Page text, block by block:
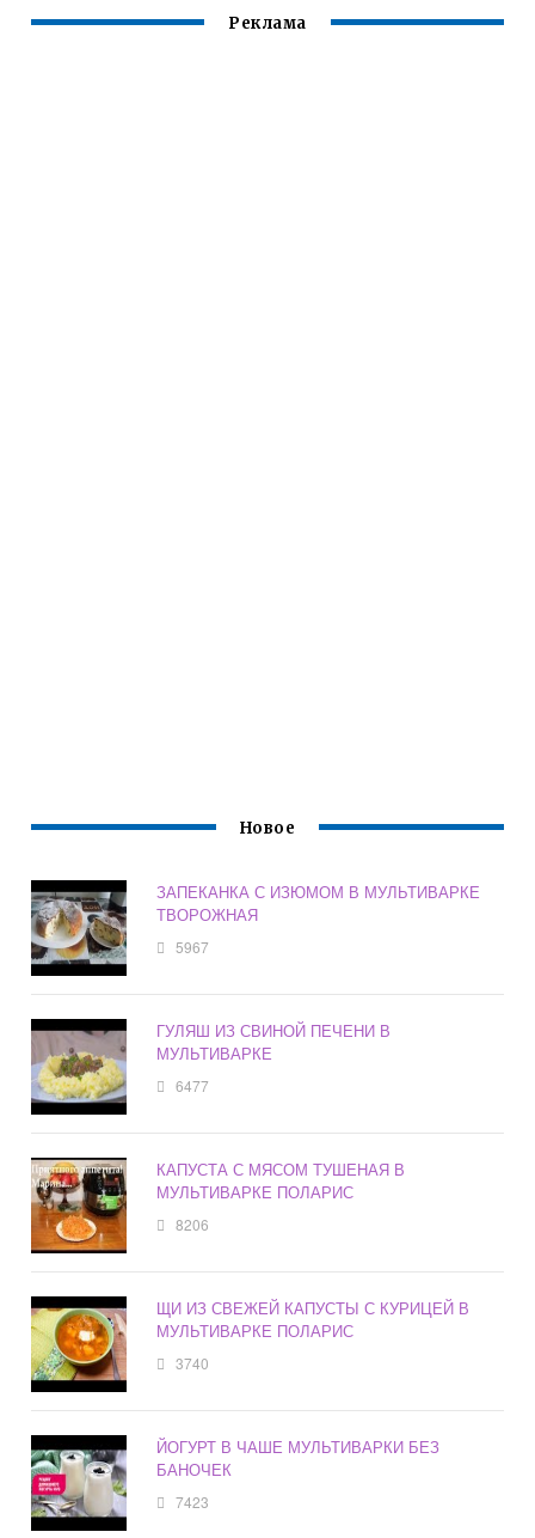
Реклама
Новое
ЗАПЕКАНКА С ИЗЮМОМ В МУЛЬТИВАРКЕ
ТВОРОЖНАЯ
5967
ГУЛЯШ ИЗ СВИНОЙ ПЕЧЕНИ В
МУЛЬТИВАРКЕ
6477
КАПУСТА С МЯСОМ ТУШЕНАЯ В
МУЛЬТИВАРКЕ ПОЛАРИС
8206
ЩИ ИЗ СВЕЖЕЙ КАПУСТЫ С КУРИЦЕЙ В
МУЛЬТИВАРКЕ ПОЛАРИС
3740
ЙОГУРТ В ЧАШЕ МУЛЬТИВАРКИ БЕЗ
БАНОЧЕК
7423